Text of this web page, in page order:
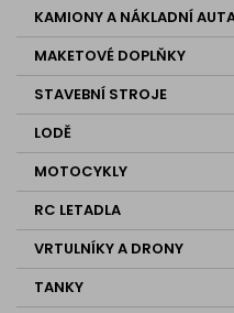
KAMIONY A NÁKLADNÍ
MAKETOVÉ DOPLŇKY
STAVEBNÍ STROJE
LODĚ
MOTOCYKLY
RC LETADLA
VRTULNÍKY A DRONY
TANKY